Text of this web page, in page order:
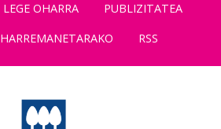
LEGE OHARRA
PUBLIZITATEA
HARREMANETARAKO RSS